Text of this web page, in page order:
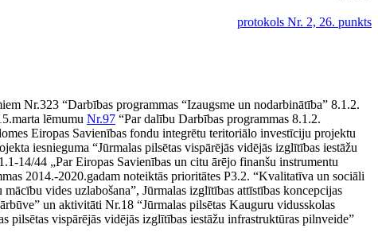
protokols Nr. 2, 26. punkts
Nr.323 “Darbības programmas “Izaugsme un nodarbinātība” 8.1.2.
lēmumu Nr.97 “Par dalību Darbības programmas 8.1.2.
Eiropas Savienības fondu integrētu teritoriālo investīciju projektu
iesnieguma “Jūrmalas pilsētas vispārējās vidējās izglītības iestāžu
14/44 „Par Eiropas Savienības un citu ārējo finanšu instrumentu
2014.-2020.gadam noteiktās prioritātes P3.2. “Kvalitatīva un sociāli
vides uzlabošana”, Jūrmalas izglītības attīstības koncepcijas
un aktivitāti Nr.18 “Jūrmalas pilsētas Kauguru vidusskolas
pilsētas vispārējās vidējās izglītības iestāžu infrastruktūras pilnveide”